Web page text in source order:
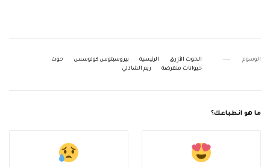
الوسوم الحوت الأزرق الرئيسية بيروسيتوس كولوسس
حوت
حيوانات منقرضة
ريم الشاذلي
ما هو انطباعك؟